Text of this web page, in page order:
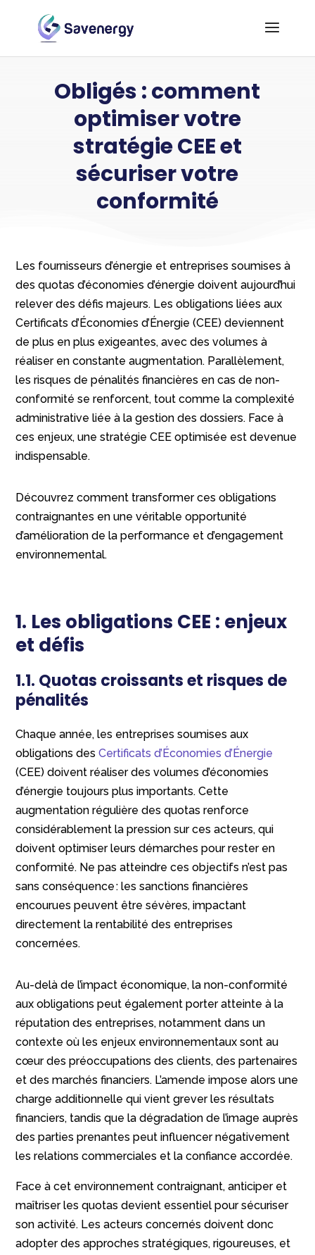
Obligés : comment
optimiser votre
stratégie CEE et
sécuriser votre
conformité
Les fournisseurs d’énergie et entreprises soumises à
des quotas d’économies d’énergie doivent aujourd’hui
relever des défis majeurs. Les obligations liées aux
Certificats d’Économies d’Énergie (CEE) deviennent
de plus en plus exigeantes, avec des volumes à
réaliser en constante augmentation. Parallèlement,
les risques de pénalités financières en cas de non-
conformité se renforcent, tout comme la complexité
administrative liée à la gestion des dossiers. Face à
ces enjeux, une stratégie CEE optimisée est devenue
indispensable.
Découvrez comment transformer ces obligations
contraignantes en une véritable opportunité
d’amélioration de la performance et d’engagement
environnemental.
1. Les obligations CEE : enjeux
et défis
1.1. Quotas croissants et risques de
pénalités
Chaque année, les entreprises soumises aux
obligations desCertificats d’Économies d’Énergie
(CEE) doivent réaliser des volumes d’économies
d’énergie toujours plus importants. Cette
augmentation régulière des quotas renforce
considérablement la pression sur ces acteurs, qui
doivent optimiser leurs démarches pour rester en
conformité. Ne pas atteindre ces objectifs n’est pas
sans conséquence : les sanctions financières
encourues peuvent être sévères, impactant
directement la rentabilité des entreprises
concernées.
Au-delà de l’impact économique, la non-conformité
aux obligations peut également porter atteinte à la
réputation des entreprises, notamment dans un
contexte où les enjeux environnementaux sont au
cœur des préoccupations des clients, des partenaires
et des marchés financiers. L’amende impose alors une
charge additionnelle qui vient grever les résultats
financiers, tandis que la dégradation de l’image auprès
des parties prenantes peut influencer négativement
les relations commerciales et la confiance accordée.
Face à cet environnement contraignant, anticiper et
maîtriser les quotas devient essentiel pour sécuriser
son activité. Les acteurs concernés doivent donc
adopter des approches stratégiques, rigoureuses, et